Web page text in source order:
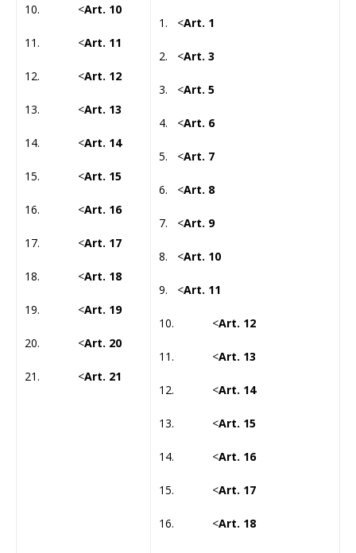
10. <Art. 10
11. <Art. 11
12. <Art. 12
13. <Art. 13
14. <Art. 14
15. <Art. 15
16. <Art. 16
17. <Art. 17
18. <Art. 18
19. <Art. 19
20. <Art. 20
21. <Art. 21
1. <Art. 1
2. <Art. 3
3. <Art. 5
4. <Art. 6
5. <Art. 7
6. <Art. 8
7. <Art. 9
8. <Art. 10
9. <Art. 11
10. <Art. 12
11. <Art. 13
12. <Art. 14
13. <Art. 15
14. <Art. 16
15. <Art. 17
16. <Art. 18